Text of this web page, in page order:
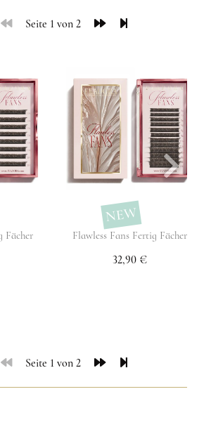
Seite 1 von 2
Fächer
NEW
Flawless Fans Fertig Fächer
32,90 €
Seite 1 von 2